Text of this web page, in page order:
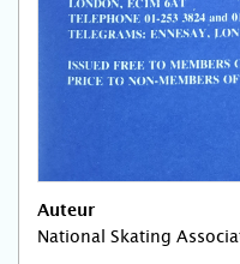
Auteur
National Skating